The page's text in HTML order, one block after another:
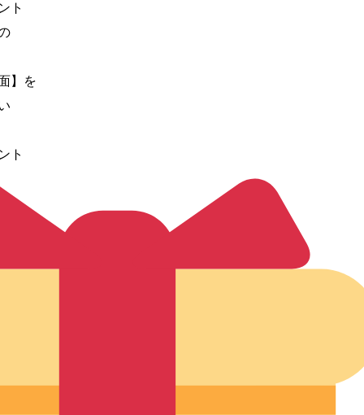
ト
】を
ト